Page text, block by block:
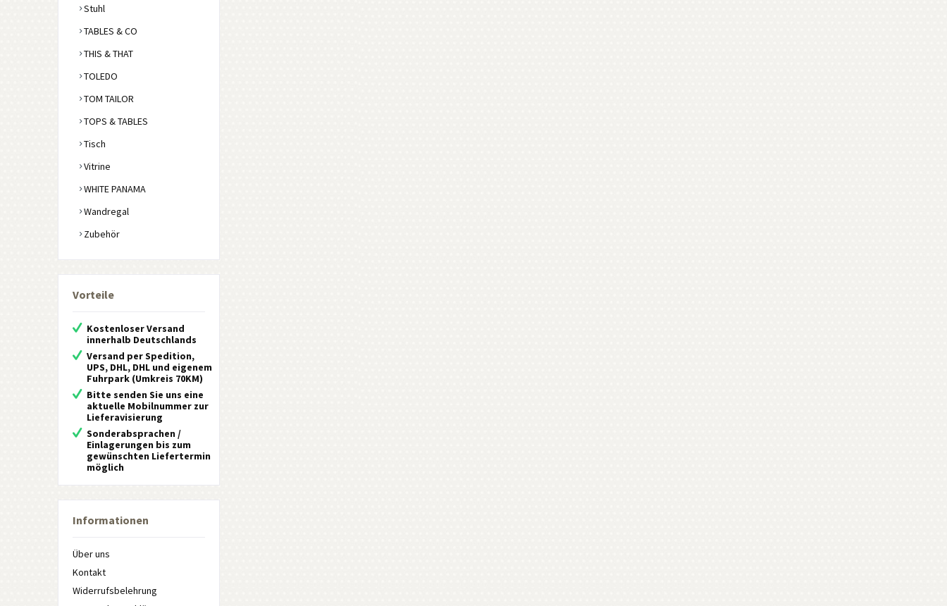
Stuhl
TABLES & CO
THIS & THAT
TOLEDO
TOM TAILOR
TOPS & TABLES
Tisch
Vitrine
WHITE PANAMA
Wandregal
Zubehör
Vorteile
Kostenloser Versand
innerhalb Deutschlands
Versand per Spedition,
UPS, DHL, DHL und eigenem
Fuhrpark (Umkreis 70KM)
Bitte senden Sie uns eine
aktuelle Mobilnummer zur
Lieferavisierung
Sonderabsprachen /
Einlagerungen bis zum
gewünschten Liefertermin
möglich
Informationen
Über uns
Kontakt
Widerrufsbelehrung